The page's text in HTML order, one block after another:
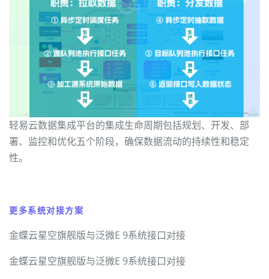
轻易云数据集成平台的集成生命周期包括规划、开发、部
署、监控和优化五个阶段，确保数据流动的持续性和稳定
性。
更多系统对接方案
金蝶云星空旗舰版与泛微E 9系统接口对接
金蝶云星空旗舰版与泛微E 9系统接口对接